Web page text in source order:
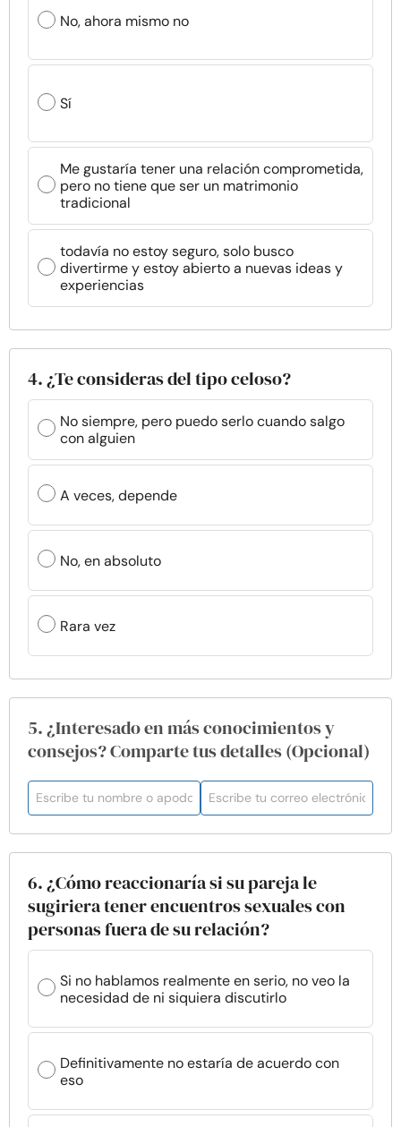
No, ahora mismo no
Sí
Me gustaría tener una relación comprometida,
pero no tiene que ser un matrimonio
tradicional
todavía no estoy seguro, solo busco
divertirme y estoy abierto a nuevas ideas y
experiencias
4. ¿Te consideras del tipo celoso?
No siempre, pero puedo serlo cuando salgo
con alguien
A veces, depende
No, en absoluto
Rara vez
5. ¿Interesado en más conocimientos y
consejos? Comparte tus detalles (Opcional)
6. ¿Cómo reaccionaría si su pareja le
sugiriera tener encuentros sexuales con
personas fuera de su relación?
Si no hablamos realmente en serio, no veo la
necesidad de ni siquiera discutirlo
Definitivamente no estaría de acuerdo con
eso